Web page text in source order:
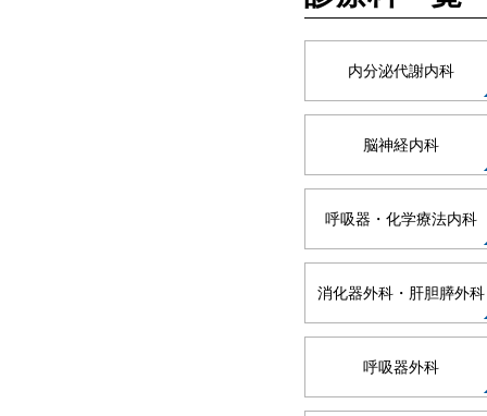
内分泌代謝内科
脳神経内科
呼吸器・化学療法内科
消化器外科・肝胆膵外科
呼吸器外科